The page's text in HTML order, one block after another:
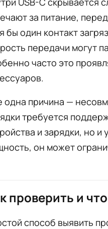
за питание,
бы один контакт
передачи могут
часто это
одна причина —
требуется
и зарядки, но
он может
проверить и
способ выявить